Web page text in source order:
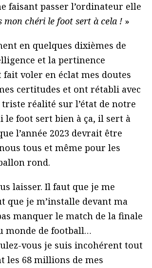
faisant passer l’ordinateur elle
mon chéri le foot sert à cela ! »
en quelques dixièmes de
et la pertinence
voler en éclat mes doutes
certitudes et ont rétabli avec
réalité sur l’état de notre
le foot sert bien à ça, il sert à
l’année 2023 devrait être
tous et même pour les
rond.
laisser. Il faut que je me
que je m’installe devant ma
manquer le match de la finale
monde de football…
vous je suis incohérent tout
les 68 millions de mes